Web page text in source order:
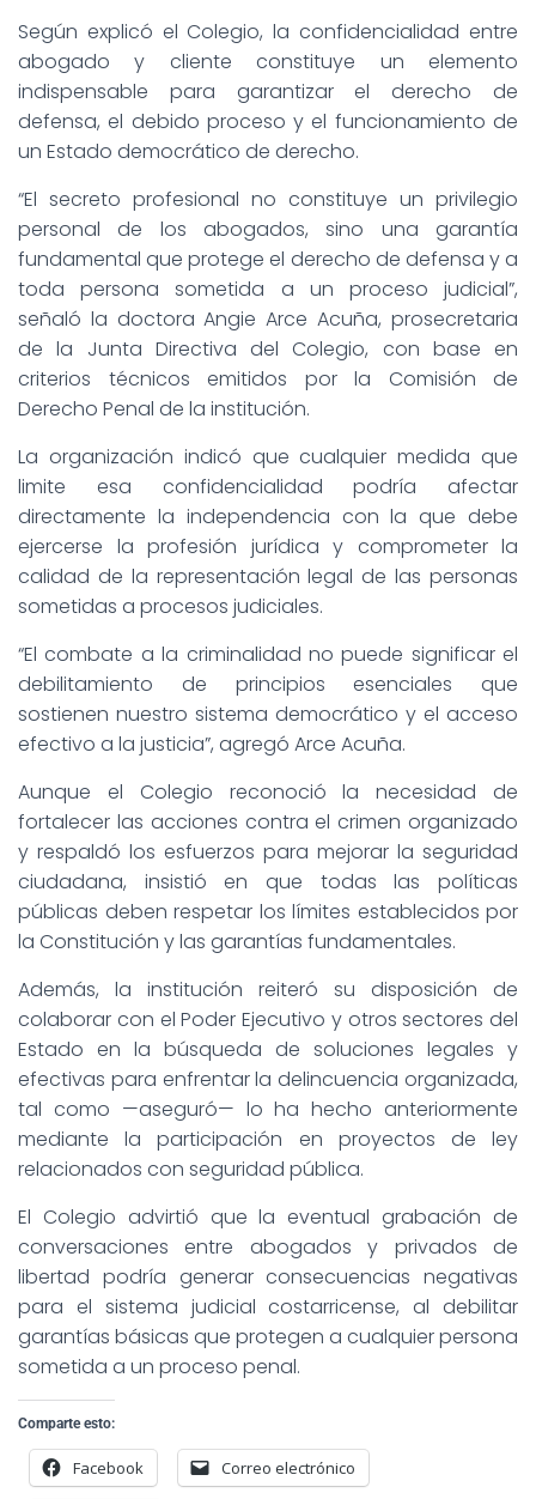
Según explicó el Colegio, la confidencialidad entre
abogado y cliente constituye un elemento
indispensable para garantizar el derecho de
defensa, el debido proceso y el funcionamiento de
un Estado democrático de derecho.
“El secreto profesional no constituye un privilegio
personal de los abogados, sino una garantía
fundamental que protege el derecho de defensa y a
toda persona sometida a un proceso judicial”,
señaló la doctora Angie Arce Acuña, prosecretaria
de la Junta Directiva del Colegio, con base en
criterios técnicos emitidos por la Comisión de
Derecho Penal de la institución.
La organización indicó que cualquier medida que
limite esa confidencialidad podría afectar
directamente la independencia con la que debe
ejercerse la profesión jurídica y comprometer la
calidad de la representación legal de las personas
sometidas a procesos judiciales.
“El combate a la criminalidad no puede significar el
debilitamiento de principios esenciales que
sostienen nuestro sistema democrático y el acceso
efectivo a la justicia”, agregó Arce Acuña.
Aunque el Colegio reconoció la necesidad de
fortalecer las acciones contra el crimen organizado
y respaldó los esfuerzos para mejorar la seguridad
ciudadana, insistió en que todas las políticas
públicas deben respetar los límites establecidos por
la Constitución y las garantías fundamentales.
Además, la institución reiteró su disposición de
colaborar con el Poder Ejecutivo y otros sectores del
Estado en la búsqueda de soluciones legales y
efectivas para enfrentar la delincuencia organizada,
tal como —aseguró— lo ha hecho anteriormente
mediante la participación en proyectos de ley
relacionados con seguridad pública.
El Colegio advirtió que la eventual grabación de
conversaciones entre abogados y privados de
libertad podría generar consecuencias negativas
para el sistema judicial costarricense, al debilitar
garantías básicas que protegen a cualquier persona
sometida a un proceso penal.
Comparte esto:
Facebook Correo electrónico